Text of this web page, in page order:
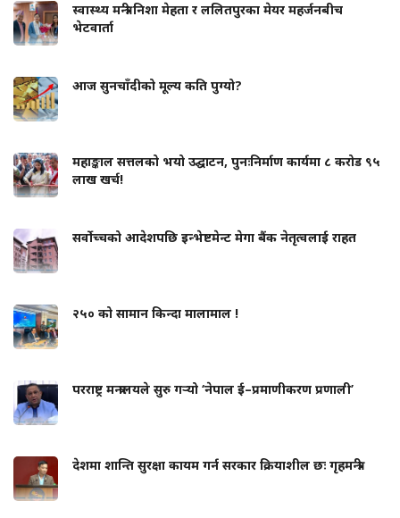
स्वास्थ्य मन्त्री निशा मेहता र ललितपुरका मेयर महर्जनबीच
भेटवार्ता
आज सुनचाँदीको मूल्य कति पुग्यो?
महाङ्काल सत्तलको भयो उद्घाटन, पुनःनिर्माण कार्यमा ८ करोड ९५
लाख खर्च!
सर्वोच्चको आदेशपछि इन्भेष्टमेन्ट मेगा बैंक नेतृत्वलाई राहत
२५० को सामान किन्दा मालामाल !
परराष्ट्र मन्त्रालयले सुरु गर्‍यो ‘नेपाल ई–प्रमाणीकरण प्रणाली’
देशमा शान्ति सुरक्षा कायम गर्न सरकार क्रियाशील छः गृहमन्त्री